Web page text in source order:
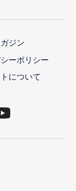
ジン
ーポリシー
について